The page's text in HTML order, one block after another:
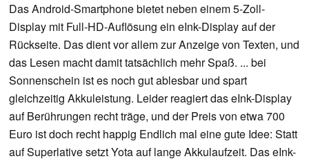
Das Android-Smartphone bietet neben einem 5-Zoll-
Display mit Full-HD-Auflösung ein eInk-Display auf der
Rückseite. Das dient vor allem zur Anzeige von Texten, und
das Lesen macht damit tatsächlich mehr Spaß. ... bei
Sonnenschein ist es noch gut ablesbar und spart
gleichzeitig Akkuleistung. Leider reagiert das eInk-Display
auf Berührungen recht träge, und der Preis von etwa 700
Euro ist doch recht happig Endlich mal eine gute Idee: Statt
auf Superlative setzt Yota auf lange Akkulaufzeit. Das eInk-